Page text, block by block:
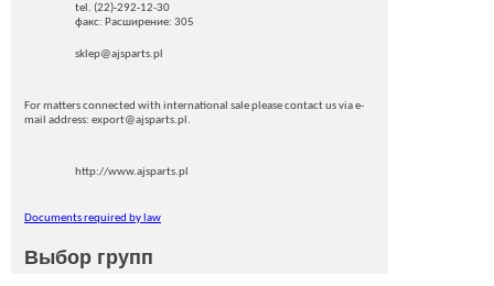
tel. (22)-292-12-30
факс: Pасширение: 305
sklep@ajsparts.pl
For matters connected with international sale please contact us via e-
mail address: export@ajsparts.pl.
http://www.ajsparts.pl
Documents required by law
Выбор групп